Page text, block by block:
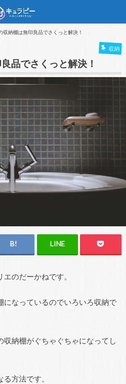
収納棚は無印良品でさくっと解決！
収納
品でさくっと解決！
のだーかねです。
になっているのでいろいろ収納で
納棚がぐちゃぐちゃになってし
方法です。